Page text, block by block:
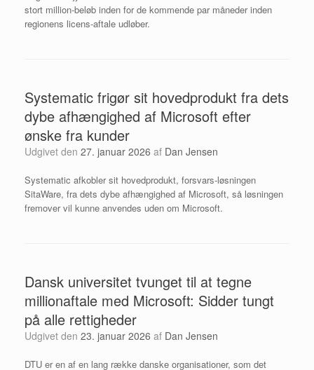
stort million-beløb inden for de kommende par måneder inden
regionens licens-aftale udløber.
Systematic frigør sit hovedprodukt fra dets
dybe afhængighed af Microsoft efter
ønske fra kunder
Udgivet den 27. januar 2026 af Dan Jensen
Systematic afkobler sit hovedprodukt, forsvars-løsningen
SitaWare, fra dets dybe afhængighed af Microsoft, så løsningen
fremover vil kunne anvendes uden om Microsoft.
Dansk universitet tvunget til at tegne
millionaftale med Microsoft: Sidder tungt
på alle rettigheder
Udgivet den 23. januar 2026 af Dan Jensen
DTU er en af en lang række danske organisationer, som det